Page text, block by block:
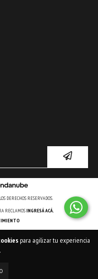
para agilizar tu experiencia
DERECHOS RESERVADOS.
RECLAMOSINGRESÁ ACÁ.